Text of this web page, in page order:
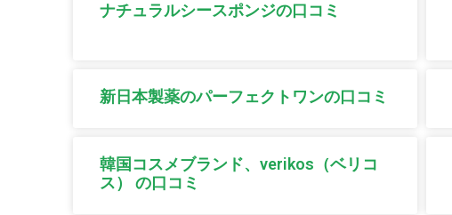
ナチュラルシースポンジの口コミ
新日本製薬のパーフェクトワンの口コミ
韓国コスメブランド、verikos（ベリコ
ス） の口コミ